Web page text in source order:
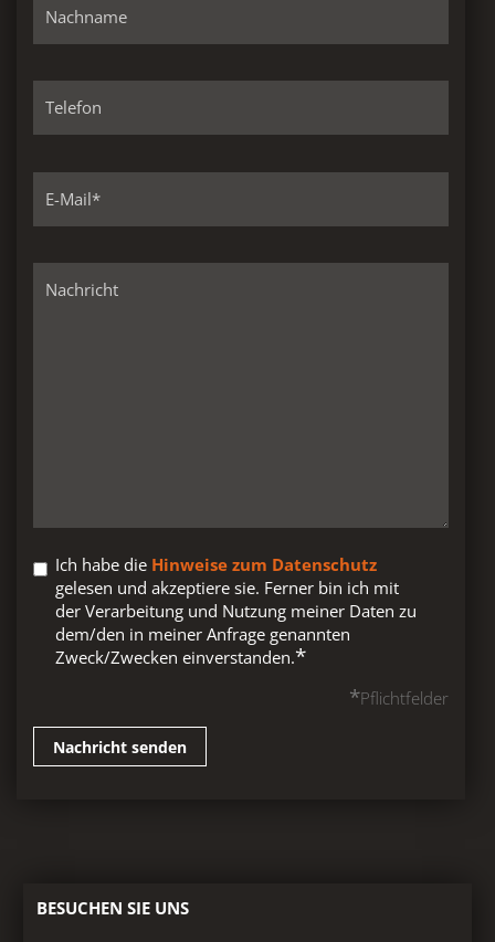
Ich habe die Hinweise zum Datenschutz
gelesen und akzeptiere sie. Ferner bin ich mit
der Verarbeitung und Nutzung meiner Daten zu
dem/den in meiner Anfrage genannten
Zweck/Zwecken einverstanden.*
*Pflichtfelder
Nachricht senden
BESUCHEN SIE UNS